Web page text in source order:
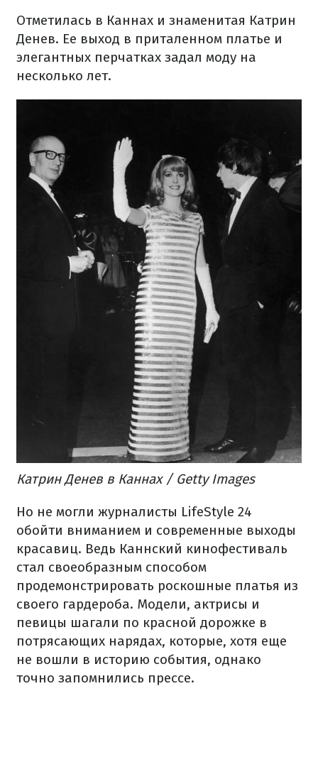
Отметилась в Каннах и знаменитая Катрин
Денев. Ее выход в приталенном платье и
элегантных перчатках задал моду на
несколько лет.
Катрин Денев в Каннах / Getty Images
Но не могли журналисты LifeStyle 24
обойти вниманием и современные выходы
красавиц. Ведь Каннский кинофестиваль
стал своеобразным способом
продемонстрировать роскошные платья из
своего гардероба. Модели, актрисы и
певицы шагали по красной дорожке в
потрясающих нарядах, которые, хотя еще
не вошли в историю события, однако
точно запомнились прессе.